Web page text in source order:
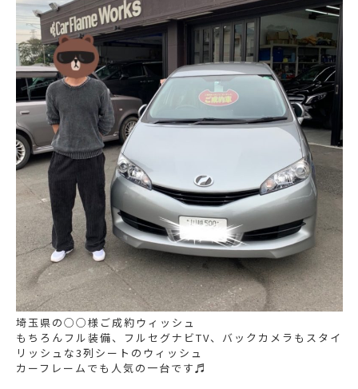
埼玉県の○○様ご成約ウィッシュ
もちろんフル装備、フルセグナビTV、バックカメラもスタイ
リッシュな3列シートのウィッシュ
カーフレームでも人気の一台です♬